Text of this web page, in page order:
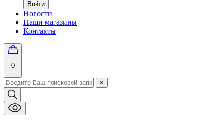
Войти
Новости
Наши магазины
Контакты
0
×